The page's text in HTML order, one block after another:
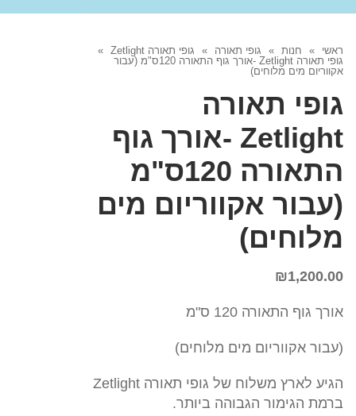
ראשי » חנות » גופי תאורה » גופי תאורה Zetlight
»
גופי תאורה Zetlight -אורך גוף התאורה 120ס"מ (עבור
אקווריום מים מלוחים)
גופי תאורה
Zetlight -אורך גוף
התאורה 120ס"מ
(עבור אקווריום מים
מלוחים)
₪1,200.00
אורך גוף התאורה 120 ס"מ
(עבור אקווריום מים מלוחים)
הגיע לארץ משלוח של גופי תאורה Zetlight
ברמת הגימור הגבוהה ביותר.